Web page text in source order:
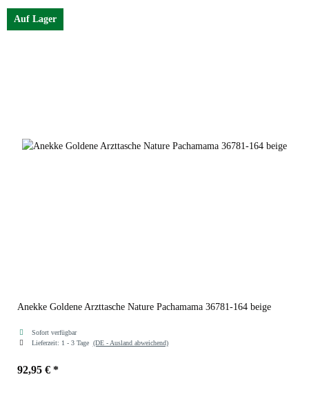
Auf Lager
Anekke Goldene Arzttasche Nature Pachamama 36781-164 beige
Sofort verfügbar
Lieferzeit: 1 - 3 Tage (DE - Ausland abweichend)
92,95 € *